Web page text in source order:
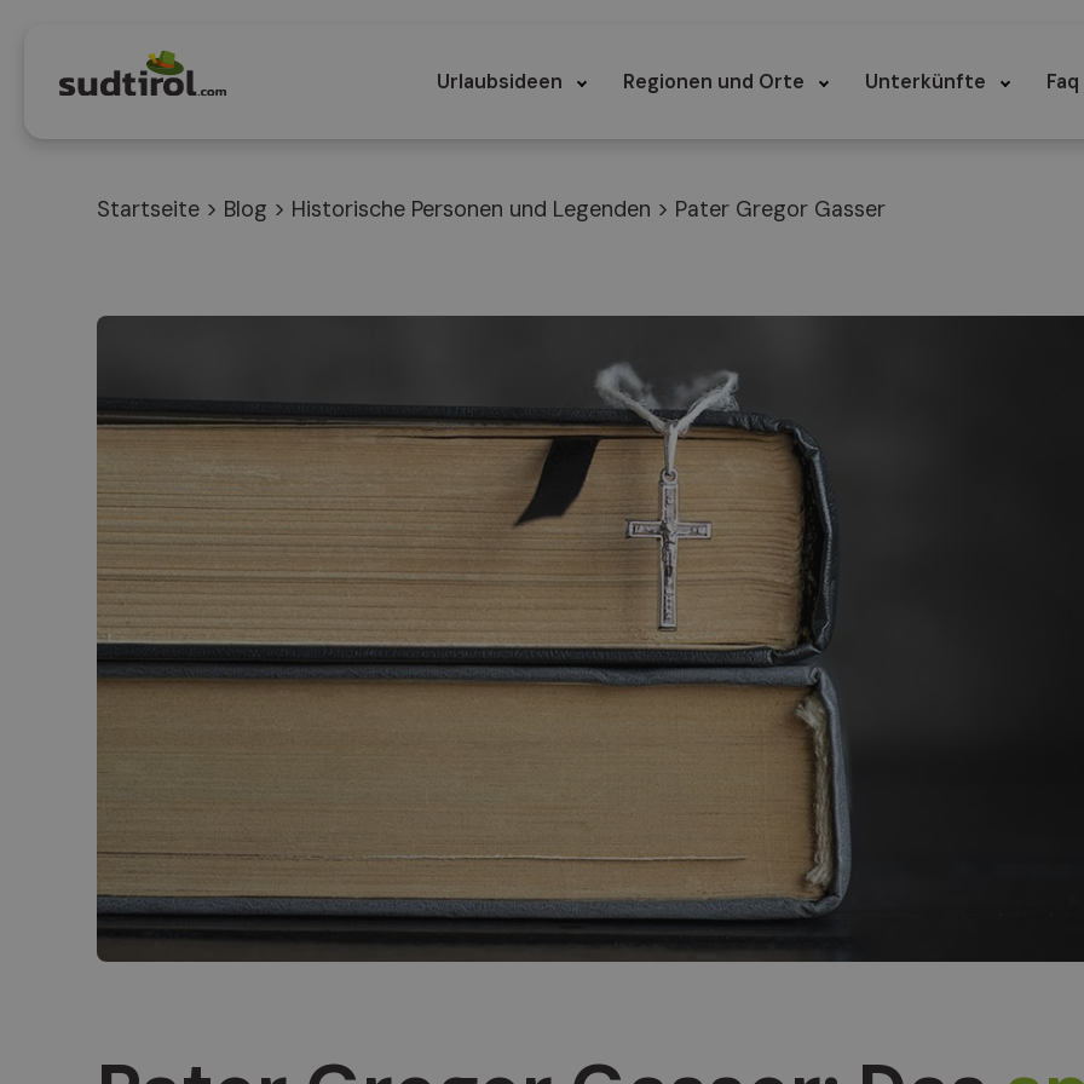
Urlaubsideen Regionen und Orte Unterkünfte Faq
Startseite > Blog > Historische Personen und Legenden > Pater Gregor Gasser